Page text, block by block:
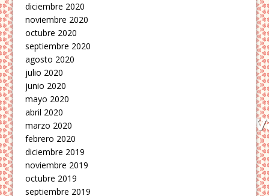
diciembre 2020
noviembre 2020
octubre 2020
septiembre 2020
agosto 2020
julio 2020
junio 2020
mayo 2020
abril 2020
marzo 2020
febrero 2020
diciembre 2019
noviembre 2019
octubre 2019
septiembre 2019